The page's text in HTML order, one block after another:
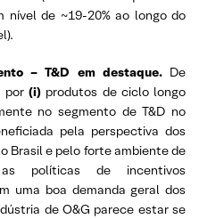
nível de ~19-20% ao longo do
– T&D em destaque. De
por (i) produtos de ciclo longo
no segmento de T&D no
pela perspectiva dos
Brasil e pelo forte ambiente de
políticas de incentivos
uma boa demanda geral dos
de O&G parece estar se